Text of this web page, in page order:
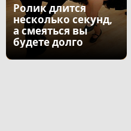
Ролик длится
несколько секунд,
а смеяться вы
будете долго